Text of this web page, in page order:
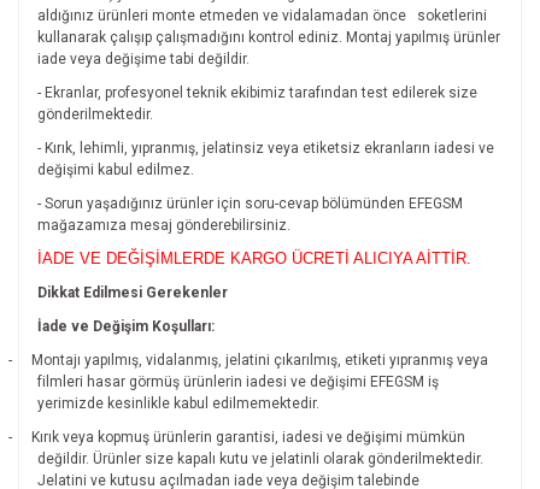
aldığınız ürünleri monte etmeden ve vidalamadan önce
soketlerini
kullanarak çalışıp çalışmadığını kontrol ediniz. Montaj yapılmış ürünler
iade veya değişime tabi değildir.
- Ekranlar, profesyonel teknik ekibimiz tarafından test edilerek size
gönderilmektedir.
- Kırık, lehimli, yıpranmış, jelatinsiz veya etiketsiz ekranların iadesi ve
değişimi kabul edilmez.
- Sorun yaşadığınız ürünler için soru-cevap bölümünden EFEGSM
mağazamıza mesaj gönderebilirsiniz.
İADE VE DEĞİŞİMLERDE KARGO ÜCRETİ ALICIYA AİTTİR.
Dikkat Edilmesi Gerekenler
İade ve Değişim Koşulları:
-
Montajı yapılmış, vidalanmış, jelatini çıkarılmış, etiketi yıpranmış veya
filmleri hasar görmüş ürünlerin iadesi ve değişimi EFEGSM iş
yerimizde kesinlikle kabul edilmemektedir.
-
Kırık veya kopmuş ürünlerin garantisi, iadesi ve değişimi mümkün
değildir. Ürünler size kapalı kutu ve jelatinli olarak gönderilmektedir.
Jelatini ve kutusu açılmadan iade veya değişim talebinde